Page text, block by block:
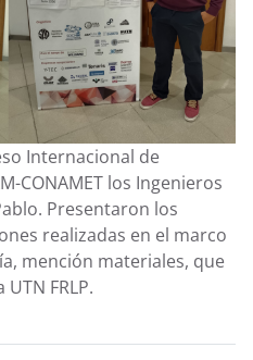
Internacional de
CONAMET los Ingenieros
Presentaron los
realizadas en el marco
mención materiales, que
FRLP.